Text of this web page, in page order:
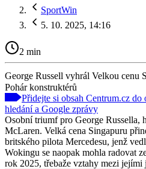
SportWin
5. 10. 2025, 14:16
2 min
George Russell vyhrál Velkou cenu
Pohár konstruktérů
Přidejte si obsah Centrum.cz
hledání a Google zprávy
Osobní triumf pro George Russella,
McLaren. Velká cena Singapuru
britského pilota Mercedesu, jenž
Wokingu se naopak mohla radovat
rok 2025, třebaže vztahy mezi jejími